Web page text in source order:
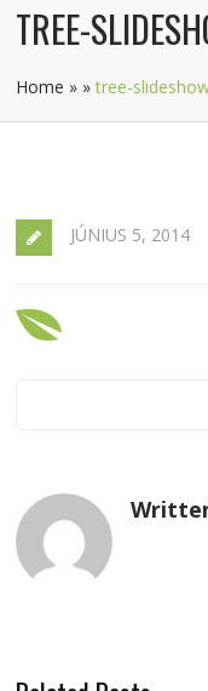
TREE-
Home » »tree-
JÚNIUS 5, 2014